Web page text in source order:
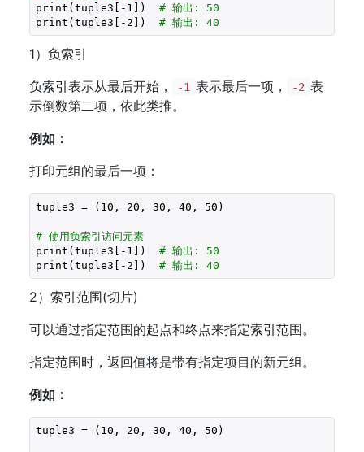
print(tuple3[ -1 ]) # 输出: 50
print(tuple3[ -2 ]) # 输出: 40
1）负索引
负索引表示从最后开始，
-1 表示最后一项， -2 表
示倒数第二项，依此类推。
例如：
打印元组的最后一项：
tuple3 = ( 10 , 20 , 30 , 40 , 50 )
# 使用负索引访问元素
print(tuple3[ -1 ]) # 输出: 50
print(tuple3[ -2 ]) # 输出: 40
2）索引范围(切片)
可以通过指定范围的起点和终点来指定索引范围。
指定范围时，返回值将是带有指定项目的新元组。
例如：
tuple3 = ( 10 , 20 , 30 , 40 , 50 )